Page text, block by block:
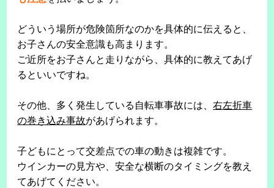
どういう場所が危険箇所なのかを具体的に伝えると、
お子さんの安全意識も高まります。
ご近所をお子さんと走りながら、具体的に教えてあげ
るといいですね。
その他、多く発生している自転車事故には、右左折車
の巻き込み事故があげられます。
子どもにとって交差点での車の動きは複雑です。
ウインカーの見方や、安全な横断のタイミングを教え
てあげてください。